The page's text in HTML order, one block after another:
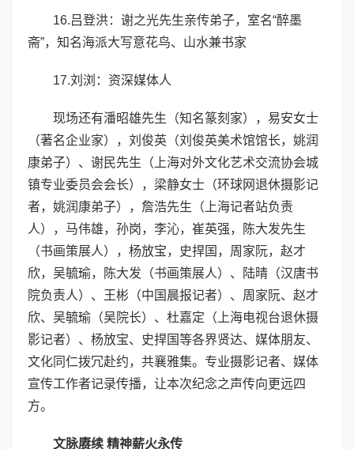
16.吕登洪：谢之光先生亲传弟子，室名“醉墨
斋”，知名海派大写意花鸟、山水兼书家
17.刘浏：资深媒体人
现场还有潘昭雄先生（知名篆刻家），易安女士
（著名企业家），刘俊英（刘俊英美术馆馆长，姚润
康弟子）、谢民先生（上海对外文化艺术交流协会城
镇专业委员会会长），梁静女士（环球网退休摄影记
者，姚润康弟子），詹浩先生（上海记者站负责
人），马伟雄，孙岗，李沁，崔英强，陈大发先生
（书画策展人），杨放宝，史捍国，周家阮，赵才
欣，吴毓瑜，陈大发（书画策展人）、陆晴（汉唐书
院负责人）、王彬（中国晨报记者）、周家阮、赵才
欣、吴毓瑜（吴院长）、杜嘉定（上海电视台退休摄
影记者）、杨放宝、史捍国等各界贤达、媒体朋友、
文化同仁拨冗赴约，共襄雅集。专业摄影记者、媒体
宣传工作者记录传播，让本次纪念之声传向更远四
方。
文脉赓续 精神薪火永传